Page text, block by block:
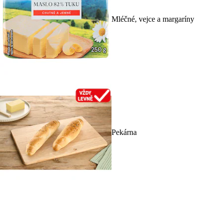
Mléčné, vejce a margaríny
Pekárna